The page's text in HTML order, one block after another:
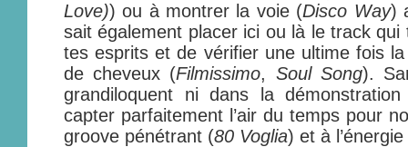
Love)) ou à montrer la voie (Disco Way)
sait également placer ici ou là le track
tes esprits et de vérifier une ultime fois
de cheveux (Filmissimo, Soul Song).
grandiloquent ni dans la
capter parfaitement l’air du temps pour
groove pénétrant (80 Voglia) et à